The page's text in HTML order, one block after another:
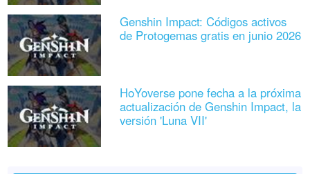
Genshin Impact: Códigos activos
de Protogemas gratis en junio 2026
HoYoverse pone fecha a la próxima
actualización de Genshin Impact, la
versión 'Luna VII'